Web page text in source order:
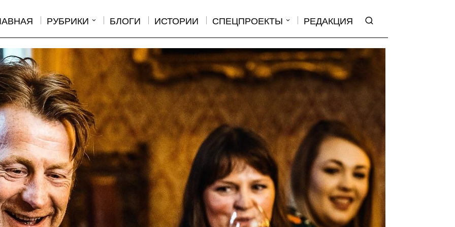
РУБРИКИ БЛОГИ ИСТОРИИ СПЕЦПРОЕКТЫ РЕДАКЦИЯ